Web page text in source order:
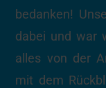
bedanken!
dabei und war
alles von der
mit dem